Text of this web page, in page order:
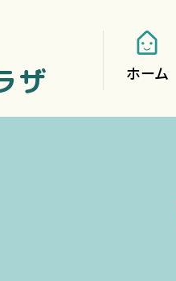
ザ
ホーム